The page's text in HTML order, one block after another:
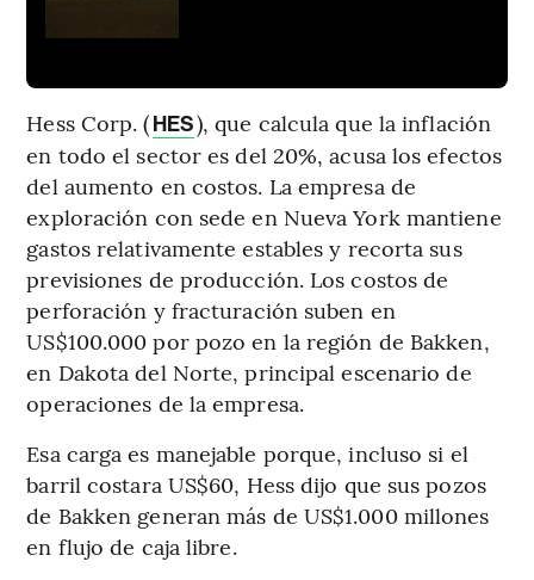
Hess Corp. (HES), que calcula que la inflación
en todo el sector es del 20%, acusa los efectos
del aumento en costos. La empresa de
exploración con sede en Nueva York mantiene
gastos relativamente estables y recorta sus
previsiones de producción. Los costos de
perforación y fracturación suben en
US$100.000 por pozo en la región de Bakken,
en Dakota del Norte, principal escenario de
operaciones de la empresa.
Esa carga es manejable porque, incluso si el
barril costara US$60, Hess dijo que sus pozos
de Bakken generan más de US$1.000 millones
en flujo de caja libre.